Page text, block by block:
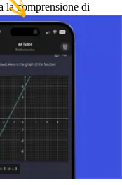
la comprensione di
di problem solving.
AI.